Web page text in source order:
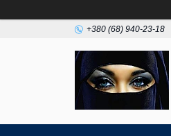
+380 (68) 940-23-18